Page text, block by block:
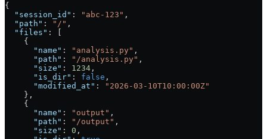
{
  "session_id"
: "abc-123" ,
  "path"
: "/" ,
  "files"
: [
    {
      "name"
: "analysis.py" ,
      "path"
: "/analysis.py" ,
      "size"
: 1234 ,
      "is_dir"
: false ,
      "modified_at"
:
"2026-03-10T10:00:00Z"
    },
    {
      "name"
: "output" ,
      "path"
: "/output" ,
      "size"
: 0 ,